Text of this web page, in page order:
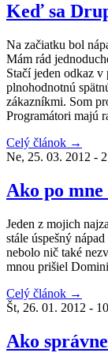
Keď sa
Na začiatku bol
Mám rád
Stačí jeden odkaz v
plnohodnotnú
zákazníkmi. Som
Programátori majú
Celý článok →
Ne, 25. 03. 2012 -
Ako po
Jeden z mojich
stále úspešný
nebolo nič také
mnou prišiel
Celý článok →
Št, 26. 01. 2012 -
Ako